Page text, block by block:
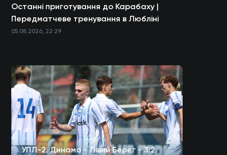
Останні приготування до Карабаху |
Передматчеве тренування в Любліні
05.08.2026, 22:29
УПЛ-2. Динамо - Лівий Берег - 3:2